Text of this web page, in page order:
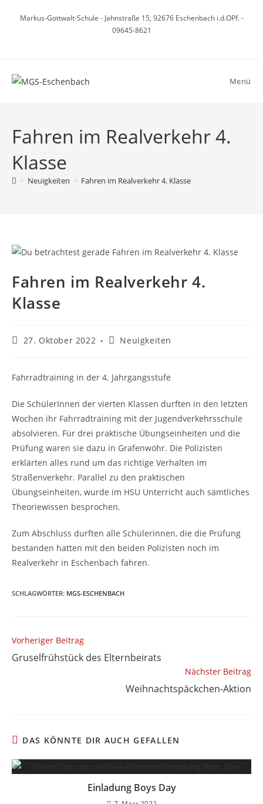
InhaltMarkus-Gottwalt-Schule - Jahnstraße 15, 92676 Eschenbach i.d.OPf. -
09645-8621
Menü
Fahren im Realverkehr 4.
Klasse
> Neuigkeiten > Fahren im Realverkehr 4. Klasse
Fahren im Realverkehr 4.
Klasse
Beitrag
27. Oktober 2022
Beitrags-
Neuigkeiten
Fahrradtraining in der 4. Jahrgangsstufe
Die SchülerInnen der vierten Klassen durften in den letzten
Wochen ihr Fahrradtraining mit der Jugendverkehrsschule
absolvieren. Für drei praktische Übungseinheiten und die
Prüfung waren sie dazu in Grafenwöhr. Die Polizisten
erklärten alles rund um das richtige Verhalten im
Straßenverkehr. Parallel zu den praktischen
Übungseinheiten, wurde im HSU Unterricht auch sämtliches
Theoriewissen besprochen.
Zum Abschluss durften alle Schülerinnen, die die Prüfung
bestanden hatten mit den beiden Polizisten noch im
Realverkehr in Eschenbach fahren.
SCHLAGWÖRTER: MGS-ESCHENBACH
Weitere
ansehen
Vorheriger Beitrag
Gruselfrühstück des Elternbeirats
Nächster Beitrag
Weihnachtspäckchen-Aktion
DAS KÖNNTE DIR AUCH GEFALLEN
Einladung Boys Day